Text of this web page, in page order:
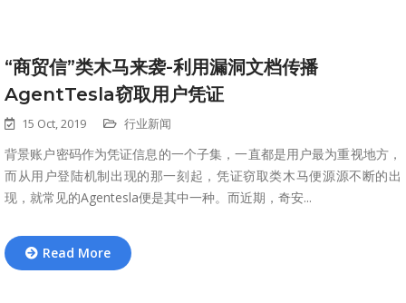
“商贸信”类木马来袭-利用漏洞文档传播
AgentTesla窃取用户凭证
15 Oct, 2019 行业新闻
背景账户密码作为凭证信息的一个子集，一直都是用户最为重视地方，
而从用户登陆机制出现的那一刻起，凭证窃取类木马便源源不断的出
现，就常见的Agentesla便是其中一种。而近期，奇安...
Read More